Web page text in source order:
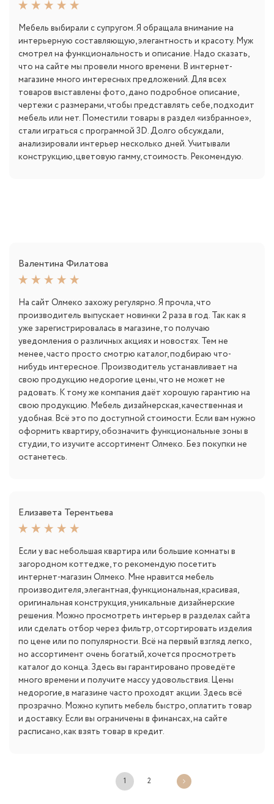
Мебель выбирали с супругом. Я обращала внимание на
интерьерную составляющую, элегантность и красоту. Муж
смотрел на функциональность и описание. Надо сказать,
что на сайте мы провели много времени. В интернет-
магазине много интересных предложений. Для всех
товаров выставлены фото, дано подробное описание,
чертежи с размерами, чтобы представлять себе, подходит
мебель или нет. Поместили товары в раздел «избранное»,
стали играться с программой 3D. Долго обсуждали,
анализировали интерьер несколько дней. Учитывали
конструкцию, цветовую гамму, стоимость. Рекомендую.
Валентина Филатова
На сайт Олмеко захожу регулярно. Я прочла, что
производитель выпускает новинки 2 раза в год. Так как я
уже зарегистрировалась в магазине, то получаю
уведомления о различных акциях и новостях. Тем не
менее, часто просто смотрю каталог, подбираю что-
нибудь интересное. Производитель устанавливает на
свою продукцию недорогие цены, что не может не
радовать. К тому же компания даёт хорошую гарантию на
свою продукцию. Мебель дизайнерская, качественная и
удобная. Всё это по доступной стоимости. Если вам нужно
оформить квартиру, обозначить функциональные зоны в
студии, то изучите ассортимент Олмеко. Без покупки не
останетесь.
Елизавета Терентьева
Если у вас небольшая квартира или большие комнаты в
загородном коттедже, то рекомендую посетить
интернет-магазин Олмеко. Мне нравится мебель
производителя, элегантная, функциональная, красивая,
оригинальная конструкция, уникальные дизайнерские
решения. Можно просмотреть интерьер в разделах сайта
или сделать отбор через фильтр, отсортировать изделия
по цене или по популярности. Всё на первый взгляд легко,
но ассортимент очень богатый, хочется просмотреть
каталог до конца. Здесь вы гарантировано проведёте
много времени и получите массу удовольствия. Цены
недорогие, в магазине часто проходят акции. Здесь всё
прозрачно. Можно купить мебель быстро, оплатить товар
и доставку. Если вы ограничены в финансах, на сайте
расписано, как взять товар в кредит.
1 2